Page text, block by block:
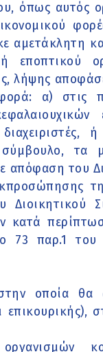
όπως αυτός
αμετάκλητη
ή εποπτικού
λήψης
α) στις
τα
του
Διοικητικού
κατά
παρ.1 του
οποία θα